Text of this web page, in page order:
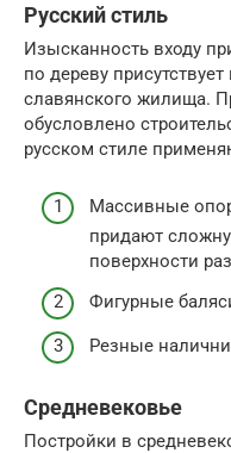
Русский стиль
Изысканность входу
по дереву
славянского жилища.
обусловлено
русском стиле
Массивные
придают
поверхности
Фигурные
Резные
Средневековье
Постройки в